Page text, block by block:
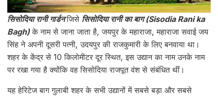
सिसोदिया रानी गार्डनजिसे सिसोदिया रानी का बाग (Sisodia Rani ka
Bagh)के नाम से जाना जाता है, जयपुर के महाराजा, महाराजा सवाई जय
सिंह ने अपनी दूसरी पत्नी, उदयपुर की राजकुमारी के लिए बनवाया था।
शहर के केंद्र से 10 किलोमीटर दूर स्थित, इस उद्यान का नाम उनके नाम
पर रखा गया है क्योंकि वह सिसोदिया राजपूत वंश से संबंधित थीं।
यह हेरिटेज बाग गुलाबी शहर के सभी उद्यानों में सबसे बड़ा और सबसे